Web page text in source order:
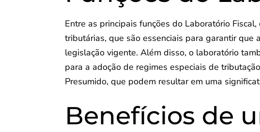
Entre as principais funções do Laboratório
tributárias, que são essenciais para garantir que
legislação vigente. Além disso, o laboratório
para a adoção de regimes especiais de
Presumido, que podem resultar em uma
Benefícios de